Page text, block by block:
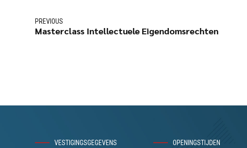
PREVIOUS
Masterclass Intellectuele Eigendomsrechten
VESTIGINGSGEGEVENS OPENINGSTIJDEN